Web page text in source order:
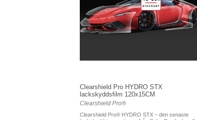
Clearshield Pro HYDRO STX
lackskyddsfilm 120x15CM
Clearshield Pro®
Clearshield Pro® HYDRO STX – den senaste